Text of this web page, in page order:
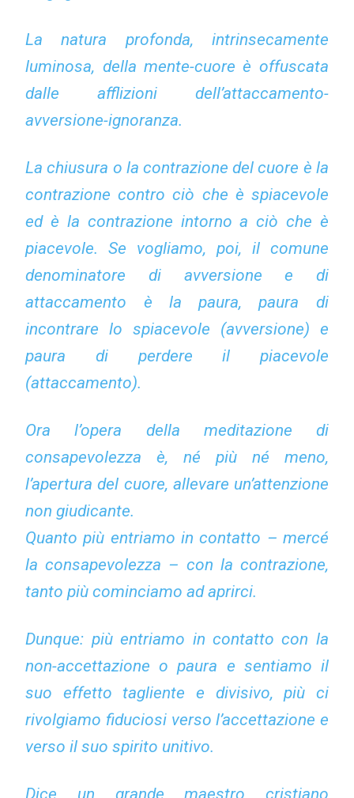
La natura profonda, intrinsecamente
luminosa, della mente-cuore è offuscata
dalle afflizioni dell’attaccamento-
avversione-ignoranza.
La chiusura o la contrazione del cuore è la
contrazione contro ciò che è spiacevole
ed è la contrazione intorno a ciò che è
piacevole. Se vogliamo, poi, il comune
denominatore di avversione e di
attaccamento è la paura, paura di
incontrare lo spiacevole (avversione) e
paura di perdere il piacevole
(attaccamento).
Ora l’opera della meditazione di
consapevolezza è, né più né meno,
l’apertura del cuore, allevare un’attenzione
non giudicante.
Quanto più entriamo in contatto – mercé
la consapevolezza – con la contrazione,
tanto più cominciamo ad aprirci.
Dunque: più entriamo in contatto con la
non-accettazione o paura e sentiamo il
suo effetto tagliente e divisivo, più ci
rivolgiamo fiduciosi verso l’accettazione e
verso il suo spirito unitivo.
Dice un grande maestro cristiano